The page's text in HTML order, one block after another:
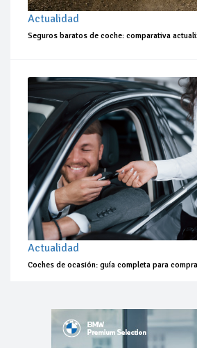
Actualidad
Seguros baratos de coche: comparativa
Actualidad
Coches de ocasión: guía completa para